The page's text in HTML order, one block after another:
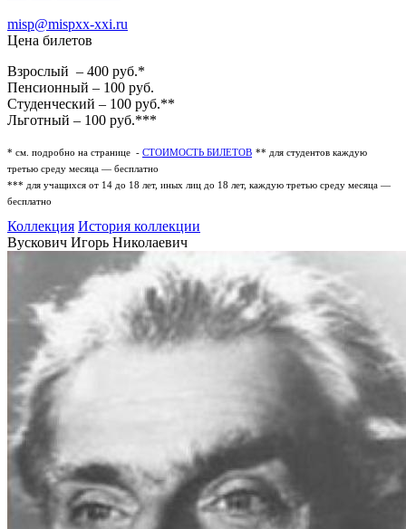
misp@mispxx-xxi.ru
Цена билетов
Взрослый – 400 руб.*
Пенсионный – 100 руб.
Студенческий – 100 руб.**
Льготный – 100 руб.***
* см. подробно на странице - СТОИМОСТЬ БИЛЕТОВ ** для студентов каждую
третью среду месяца — бесплатно
*** для учащихся от 14 до 18 лет, иных лиц до 18 лет, каждую третью среду месяца —
бесплатно
Коллекция История коллекции
Вускович Игорь Николаевич